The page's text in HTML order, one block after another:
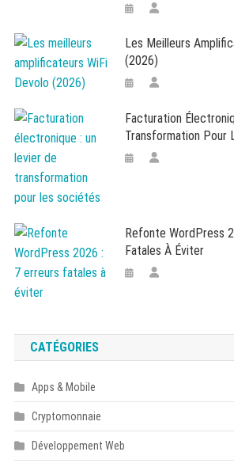
Les Meilleurs
(2026)
Facturation
Transformation Pour
Refonte WordPress
Fatales À Éviter
CATÉGORIES
Apps & Mobile
Cryptomonnaie
Développement Web